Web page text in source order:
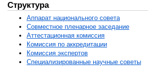
Структура
Аппарат национального совета
Совместное пленарное заседание
Аттестационная комисcия
Комиссия по аккредитации
Комиссия экспертов
Специализированные научные советы